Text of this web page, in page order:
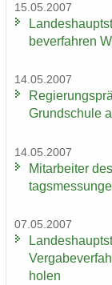
15.05.2007
be­ver­fah­ren
14.05.2007
Grund­schu­le
14.05.2007
Mit­ar­bei­ter
07.05.2007
ho­len